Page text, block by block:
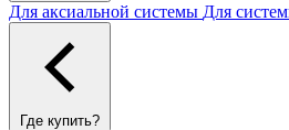
Для аксиальной системы Для
Где купить?